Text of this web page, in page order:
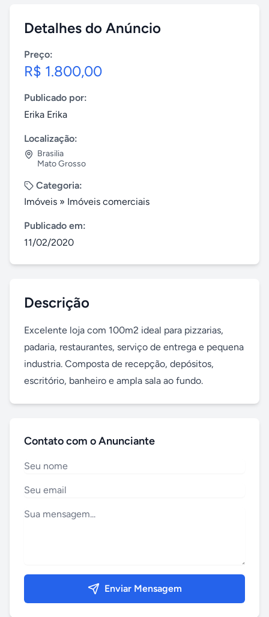
Detalhes do Anúncio
Preço:
R$ 1.800,00
Publicado por:
Erika Erika
Localização:
Brasilia
Mato Grosso
Categoria:
Imóveis » Imóveis comerciais
Publicado em:
11/02/2020
Descrição
Excelente loja com 100m2 ideal para pizzarias,
padaria, restaurantes, serviço de entrega e pequena
industria. Composta de recepção, depósitos,
escritório, banheiro e ampla sala ao fundo.
Contato com o Anunciante
Enviar Mensagem